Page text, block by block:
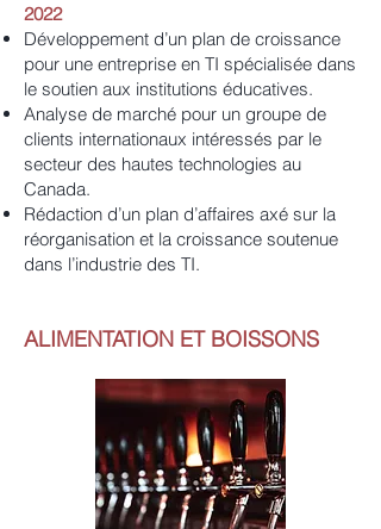
2022
Développement d’un plan de croissance
pour une entreprise en TI spécialisée dans
le soutien aux institutions éducatives.
Analyse de marché pour un groupe de
clients internationaux intéressés par le
secteur des hautes technologies au
Canada.
Rédaction d’un plan d’affaires axé sur la
réorganisation et la croissance soutenue
dans l’industrie des TI.
ALIMENTATION ET BOISSONS